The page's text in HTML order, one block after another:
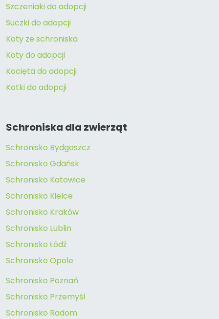
Szczeniaki do adopcji
Suczki do adopcji
Koty ze schroniska
Koty do adopcji
Kocięta do adopcji
Kotki do adopcji
Schroniska dla zwierząt
Schronisko Bydgoszcz
Schronisko Gdańsk
Schronisko Katowice
Schronisko Kielce
Schronisko Kraków
Schronisko Lublin
Schronisko Łódź
Schronisko Opole
Schronisko Poznań
Schronisko Przemyśl
Schronisko Radom